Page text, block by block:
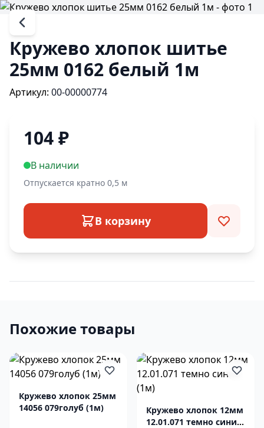
Кружево хлопок шитье
25мм 0162 белый 1м
Артикул: 00-00000774
104₽
В наличии
Отпускается кратно 0,5 м
В корзину
Похожие товары
Кружево хлопок 25мм
14056 079голуб (1м)
Кружево хлопок 12мм
12.01.071 темно синий